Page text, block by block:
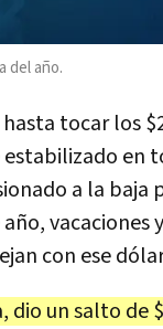
del año.
tocar los
en
a la
vacaciones
con ese
un salto de